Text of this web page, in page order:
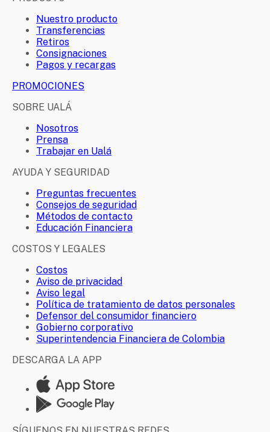
Nuestro producto
Transferencias
Retiros
Consignaciones
Pagos y recargas
PROMOCIONES
SOBRE UALÁ
Nosotros
Prensa
Trabajar en Ualá
AYUDA Y SEGURIDAD
Preguntas frecuentes
Consejos de seguridad
Métodos de contacto
Educación Financiera
COSTOS Y LEGALES
Costos
Aviso de privacidad
Aviso legal
Política de tratamiento de datos personales
Defensor del consumidor financiero
Gobierno corporativo
Superintendencia Financiera de Colombia
DESCARGA LA APP